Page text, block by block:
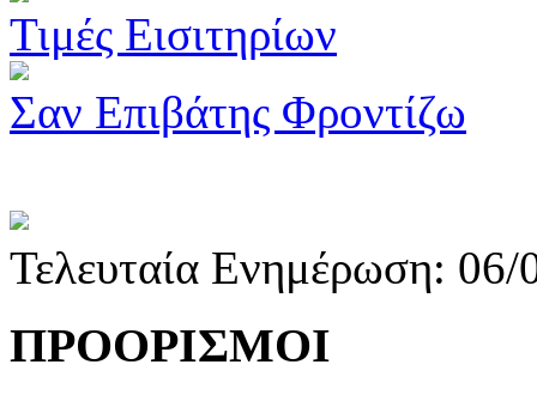
Τιμές Εισιτηρίων
Σαν Επιβάτης Φροντίζω
Τελευταία Ενημέρωση:
ΠΡΟΟΡΙΣΜΟΙ